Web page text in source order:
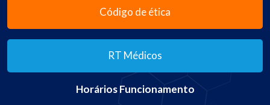
Código de ética
RT Médicos
Horários Funcionamento